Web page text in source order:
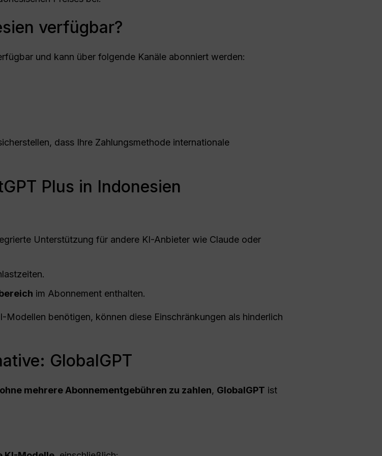
verfügbar?
und kann über folgende Kanäle abonniert werden:
dass Ihre Zahlungsmethode internationale
Plus in Indonesien
Unterstützung für andere KI-Anbieter wie Claude oder
im Abonnement enthalten.
benötigen, können diese Einschränkungen als hinderlich
GlobalGPT
mehrere Abonnementgebühren zu zahlen, GlobalGPT ist